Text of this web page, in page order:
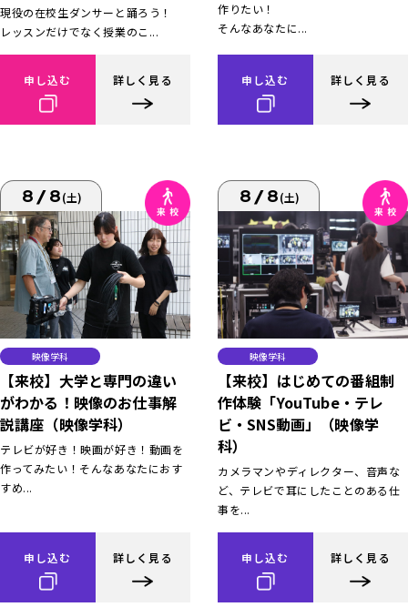
現役の在校生ダンサーと踊ろう！
レッスンだけでなく授業のこ...
申し込む 詳しく見る
作りたい！
そんなあなたに...
申し込む 詳しく見る
8/8(土)
映像学科
【来校】大学と専門の違い
がわかる！映像のお仕事解
説講座（映像学科）
テレビが好き！映画が好き！動画を
作ってみたい！そんなあなたにおす
すめ...
申し込む 詳しく見る
8/8(土)
映像学科
【来校】はじめての番組制
作体験「YouTube・テレ
ビ・SNS動画」（映像学
科）
カメラマンやディレクター、音声な
ど、テレビで耳にしたことのある仕
事を...
申し込む 詳しく見る